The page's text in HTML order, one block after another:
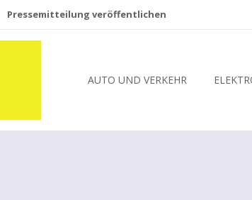
Pressemitteilung veröffentlichen
AUTO UND VERKEHR